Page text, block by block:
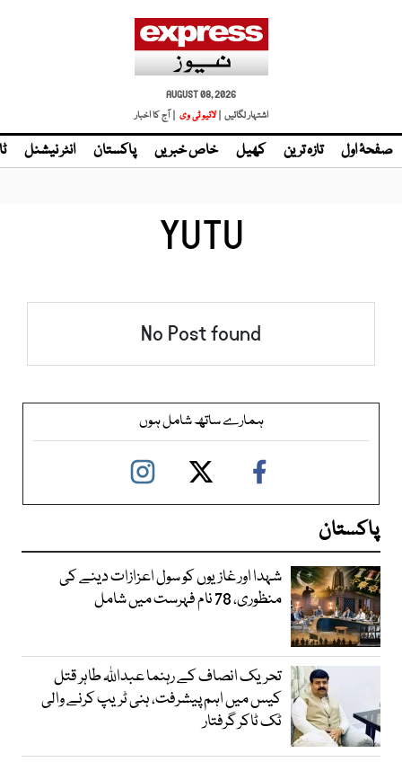
AUGUST 08, 2026
اشتہار لگائیں | لائیو ٹی وی | آج کا اخبار
صفحۂ اول تازہ ترین کھیل خاص خبریں پاکستان انٹر نیشنل
YUTU
No Post found
ہمارے ساتھ شامل ہوں
پاکستان
شہدا اور غازیوں کو سول اعزازات دینے کی
منظوری، 78 نام فہرست میں شامل
تحریک انصاف کے رہنما عبداللہ طاہر قتل
کیس میں اہم پیشرفت، ہنی ٹریپ کرنے والی
ٹک ٹاکر گرفتار